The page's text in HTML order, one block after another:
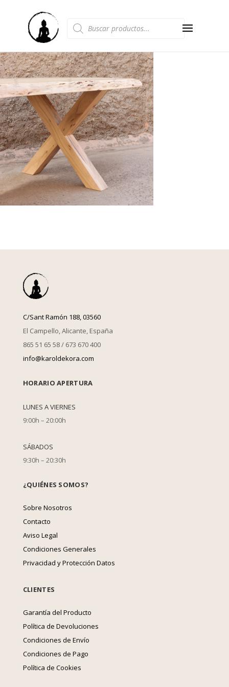
de
productos
C/Sant Ramón 188, 03560
El Campello, Alicante, España
865 51 65 58 / 673 670 400
info@karoldekora.com
HORARIO APERTURA
LUNES A VIERNES
9:00h – 20:00h
SÁBADOS
9:30h – 20:30h
¿QUIÉNES SOMOS?
Sobre Nosotros
Contacto
Aviso Legal
Condiciones Generales
Privacidad y Protección Datos
CLIENTES
Garantía del Producto
Política de Devoluciones
Condiciones de Envío
Condiciones de Pago
Política de Cookies